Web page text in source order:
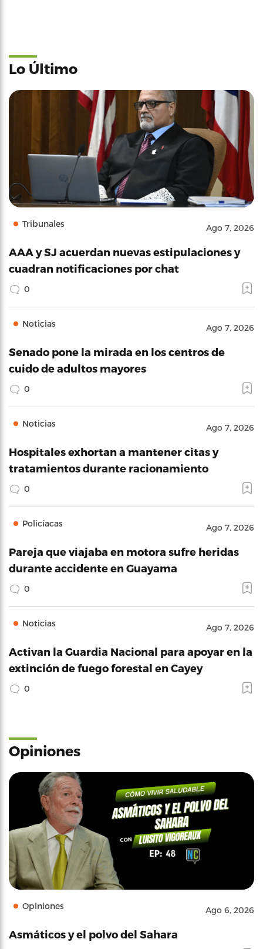
Lo Último
Tribunales Ago 7, 2026
AAA y SJ acuerdan nuevas estipulaciones y
cuadran notificaciones por chat
0
Noticias Ago 7, 2026
Senado pone la mirada en los centros de
cuido de adultos mayores
0
Noticias Ago 7, 2026
Hospitales exhortan a mantener citas y
tratamientos durante racionamiento
0
Policíacas Ago 7, 2026
Pareja que viajaba en motora sufre heridas
durante accidente en Guayama
0
Noticias Ago 7, 2026
Activan la Guardia Nacional para apoyar en la
extinción de fuego forestal en Cayey
0
Opiniones
Opiniones Ago 6, 2026
Asmáticos y el polvo del Sahara